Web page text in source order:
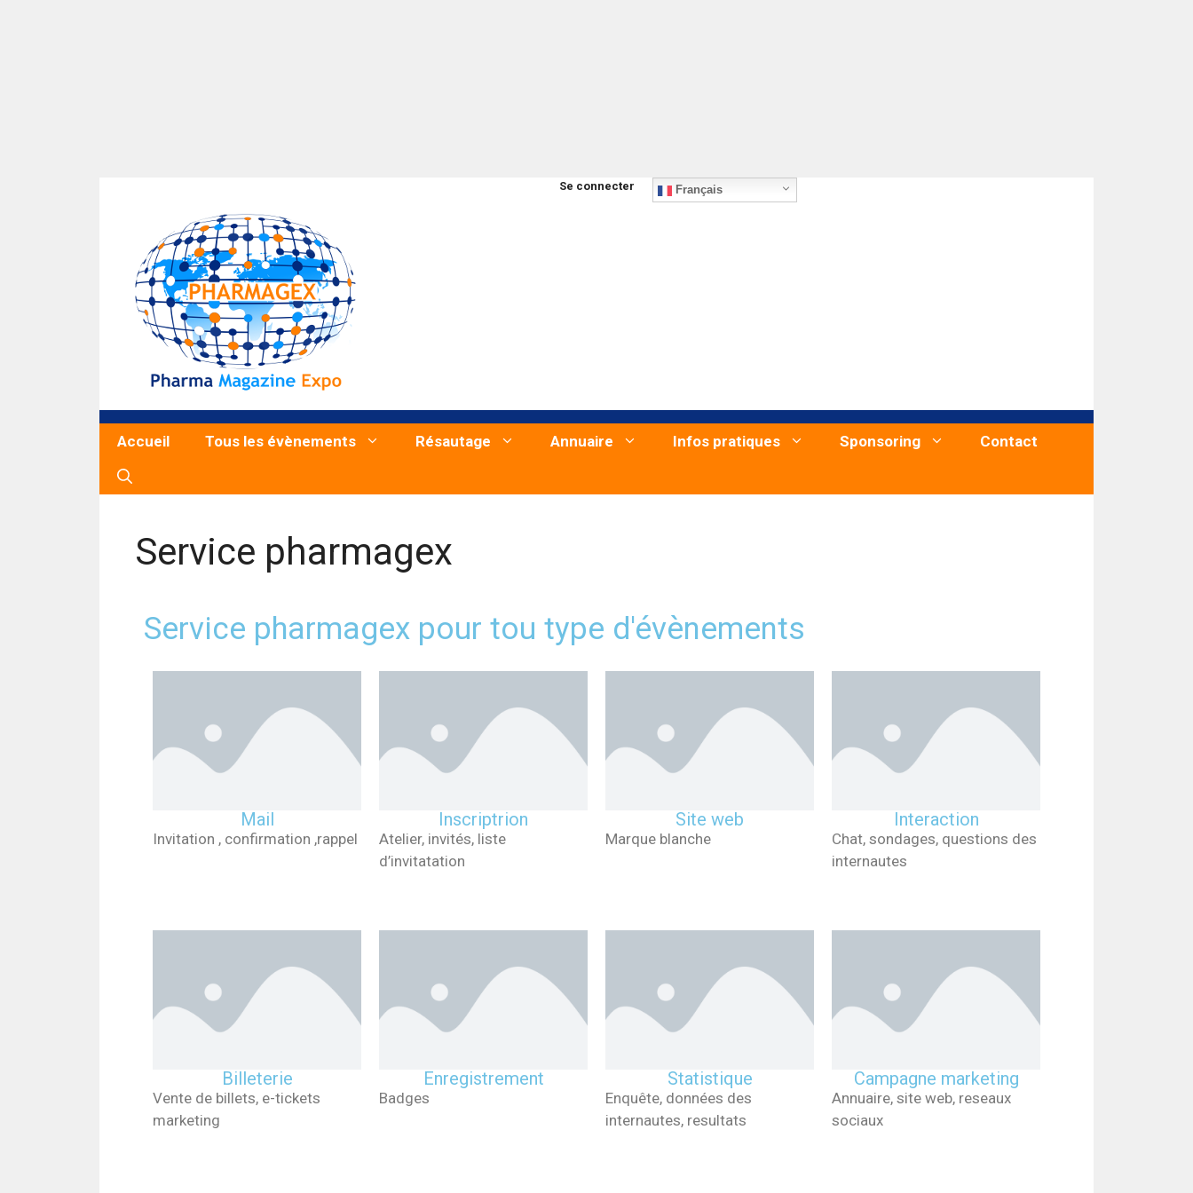
Se connecter Français
Accueil Tous les évènements Résautage Annuaire Infos pratiques Sponsoring Contact
Service pharmagex
Service pharmagex pour tou type d'évènements
Mail
Invitation , confirmation ,rappel
Inscriptrion
Atelier, invités, liste
d’invitatation
Site web
Marque blanche
Interaction
Chat, sondages, questions des
internautes
Billeterie
Vente de billets, e-tickets
marketing
Enregistrement
Badges
Statistique
Enquête, données des
internautes, resultats
Campagne marketing
Annuaire, site web, reseaux
sociaux